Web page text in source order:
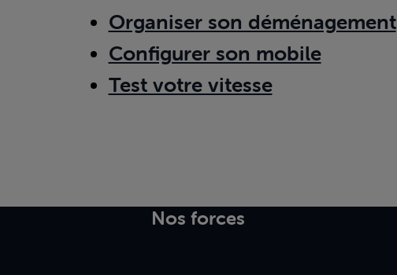
Organiser son déménagement
Configurer son mobile
Test votre vitesse
Nos forces